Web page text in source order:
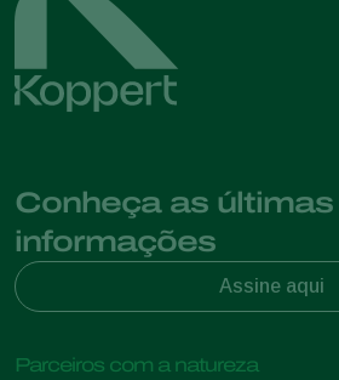
Conheça as
informações
Assine aqui
Parceiros com a natureza